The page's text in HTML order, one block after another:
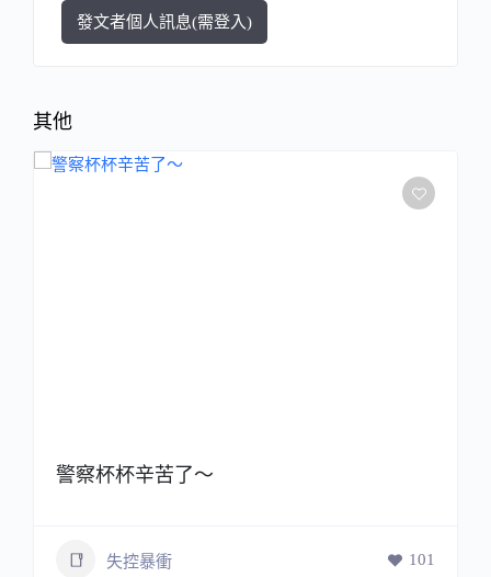
發文者個人訊息(需登入)
其他
警察杯杯辛苦了～
失控暴衝 101